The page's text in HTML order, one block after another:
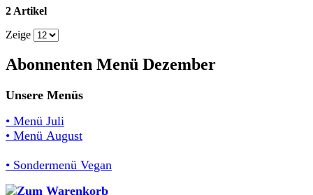
2 Artikel
Zeige
Abonnenten Menü Dezember
Unsere Menüs
• Menü Juli
• Menü August
• Sondermenü Vegan